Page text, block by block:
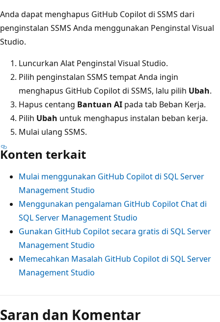
Anda dapat menghapus GitHub Copilot di SSMS dari
penginstalan SSMS Anda menggunakan Penginstal Visual
Studio.
Luncurkan Alat Penginstal Visual Studio.
Pilih penginstalan SSMS tempat Anda ingin
menghapus GitHub Copilot di SSMS, lalu pilih Ubah.
Hapus centang Bantuan AI pada tab Beban Kerja.
Pilih Ubah untuk menghapus instalan beban kerja.
Mulai ulang SSMS.
Konten terkait
Mulai menggunakan GitHub Copilot di SQL Server
Management Studio
Menggunakan pengalaman GitHub Copilot Chat di
SQL Server Management Studio
Gunakan GitHub Copilot secara gratis di SQL Server
Management Studio
Memecahkan Masalah GitHub Copilot di SQL Server
Management Studio
Saran dan Komentar